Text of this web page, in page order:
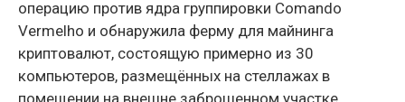
операцию против ядра группировки Comando
Vermelho и обнаружила ферму для майнинга
криптовалют, состоящую примерно из 30
компьютеров, размещённых на стеллажах в
помещении на внешне заброшенном участке.